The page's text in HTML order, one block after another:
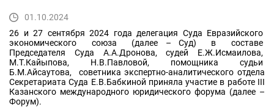
01.10.2024
26 и 27 сентября 2024 года делегация Суда Евразийского
экономического союза (далее – Суд) в составе
Председателя Суда А.А.Дронова, судей Е.Ж.Исмаилова,
М.Т.Кайыпова, Н.В.Павловой, помощника судьи
Б.М.Айсаутова, советника экспертно-аналитического отдела
Секретариата Суда Е.В.Бабкиной приняла участие в работе III
Казанского международного юридического форума (далее –
Форум).